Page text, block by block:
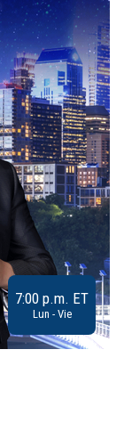
7:00 p.m. ET
Lun - Vie